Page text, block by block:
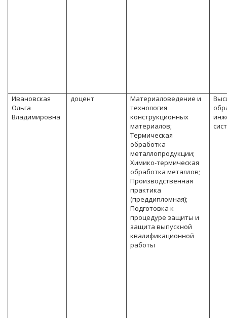
Ивановская
Ольга
Владимировна
доцент
Материаловедение и
технология
конструкционных
материалов;
Термическая
обработка
металлопродукции;
Химико-термическая
обработка металлов;
Производственная
практика
(преддипломная);
Подготовка к
процедуре защиты и
защита выпускной
квалификационной
работы